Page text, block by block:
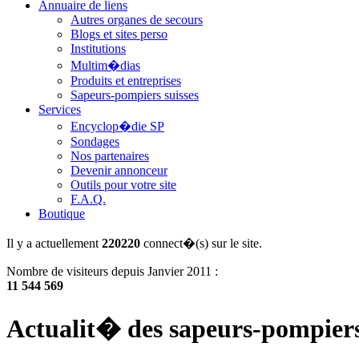
Annuaire de liens
Autres organes de secours
Blogs et sites perso
Institutions
Multim�dias
Produits et entreprises
Sapeurs-pompiers suisses
Services
Encyclop�die SP
Sondages
Nos partenaires
Devenir annonceur
Outils pour votre site
F.A.Q.
Boutique
Il y a actuellement 220220 connect�(s) sur le site.
Nombre de visiteurs depuis Janvier 2011 :
11 544 569
Actualit� des sapeurs-